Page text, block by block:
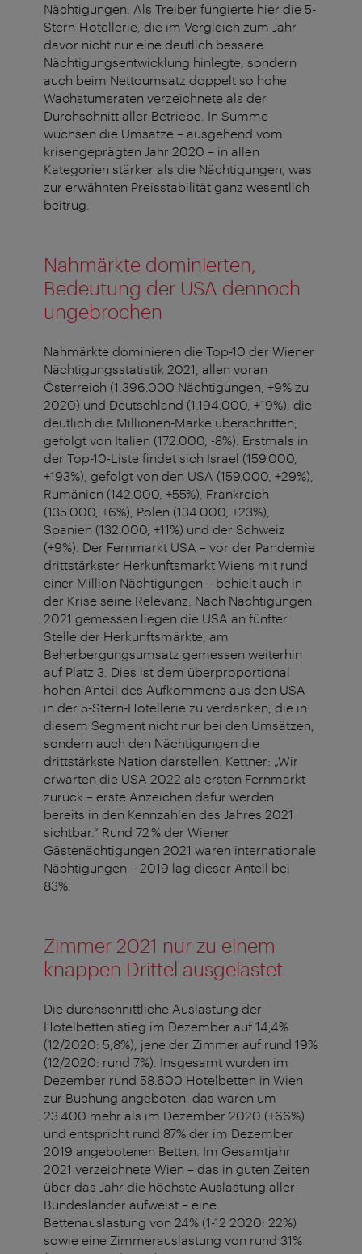
Nächtigungen. Als Treiber fungierte hier die 5-
Stern-Hotellerie, die im Vergleich zum Jahr
davor nicht nur eine deutlich bessere
Nächtigungsentwicklung hinlegte, sondern
auch beim Nettoumsatz doppelt so hohe
Wachstumsraten verzeichnete als der
Durchschnitt aller Betriebe. In Summe
wuchsen die Umsätze – ausgehend vom
krisengeprägten Jahr 2020 – in allen
Kategorien stärker als die Nächtigungen, was
zur erwähnten Preisstabilität ganz wesentlich
beitrug.
Nahmärkte dominierten,
Bedeutung der USA dennoch
ungebrochen
Nahmärkte dominieren die Top-10 der Wiener
Nächtigungsstatistik 2021, allen voran
Österreich (1.396.000 Nächtigungen, +9% zu
2020) und Deutschland (1.194.000, +19%), die
deutlich die Millionen-Marke überschritten,
gefolgt von Italien (172.000, -8%). Erstmals in
der Top-10-Liste findet sich Israel (159.000,
+193%), gefolgt von den USA (159.000, +29%),
Rumänien (142.000, +55%), Frankreich
(135.000, +6%), Polen (134.000, +23%),
Spanien (132.000, +11%) und der Schweiz
(+9%). Der Fernmarkt USA – vor der Pandemie
drittstärkster Herkunftsmarkt Wiens mit rund
einer Million Nächtigungen – behielt auch in
der Krise seine Relevanz: Nach Nächtigungen
2021 gemessen liegen die USA an fünfter
Stelle der Herkunftsmärkte, am
Beherbergungsumsatz gemessen weiterhin
auf Platz 3. Dies ist dem überproportional
hohen Anteil des Aufkommens aus den USA
in der 5-Stern-Hotellerie zu verdanken, die in
diesem Segment nicht nur bei den Umsätzen,
sondern auch den Nächtigungen die
drittstärkste Nation darstellen. Kettner: „Wir
erwarten die USA 2022 als ersten Fernmarkt
zurück – erste Anzeichen dafür werden
bereits in den Kennzahlen des Jahres 2021
sichtbar.“ Rund 72 % der Wiener
Gästenächtigungen 2021 waren internationale
Nächtigungen – 2019 lag dieser Anteil bei
83%.
Zimmer 2021 nur zu einem
knappen Drittel ausgelastet
Die durchschnittliche Auslastung der
Hotelbetten stieg im Dezember auf 14,4%
(12/2020: 5,8%), jene der Zimmer auf rund 19%
(12/2020: rund 7%). Insgesamt wurden im
Dezember rund 58.600 Hotelbetten in Wien
zur Buchung angeboten, das waren um
23.400 mehr als im Dezember 2020 (+66%)
und entspricht rund 87% der im Dezember
2019 angebotenen Betten. Im Gesamtjahr
2021 verzeichnete Wien – das in guten Zeiten
über das Jahr die höchste Auslastung aller
Bundesländer aufweist – eine
Bettenauslastung von 24% (1-12 2020: 22%)
sowie eine Zimmerauslastung von rund 31%